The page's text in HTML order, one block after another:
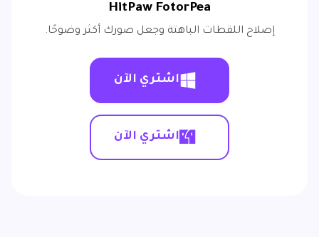
HitPaw FotorPea
إصلاح اللقطات الباهتة وجعل صورك أكثر وضوحًا.
اشتري الآن
اشتري الآن